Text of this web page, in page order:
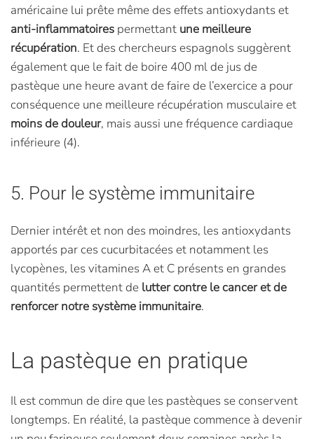
américaine lui prête même des effets antioxydants et
anti-inflammatoires permettant une meilleure
récupération. Et des chercheurs espagnols suggèrent
également que le fait de boire 400 ml de jus de
pastèque une heure avant de faire de l’exercice a pour
conséquence une meilleure récupération musculaire et
moins de douleur, mais aussi une fréquence cardiaque
inférieure (4).
5. Pour le système immunitaire
Dernier intérêt et non des moindres, les antioxydants
apportés par ces cucurbitacées et notamment les
lycopènes, les vitamines A et C présents en grandes
quantités permettent de lutter contre le cancer et de
renforcer notre système immunitaire.
La pastèque en pratique
Il est commun de dire que les pastèques se conservent
longtemps. En réalité, la pastèque commence à devenir